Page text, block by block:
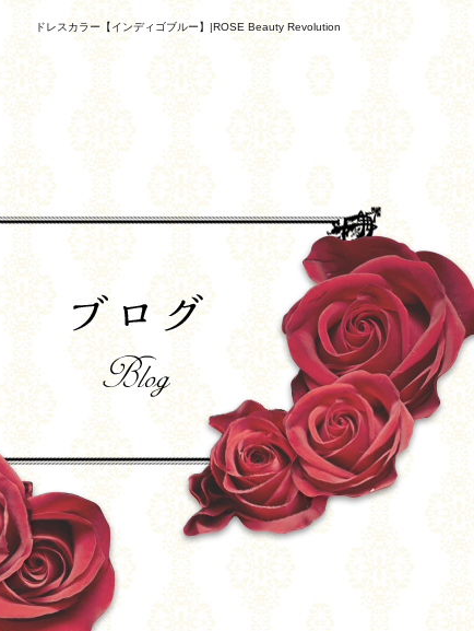
ドレスカラー【インディゴブルー】|ROSE Beauty Revolution